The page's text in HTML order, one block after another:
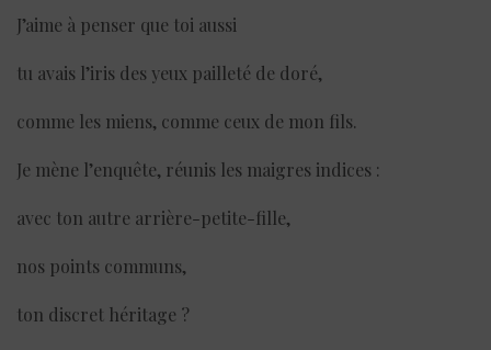
J’aime à penser que toi aussi
tu avais l’iris des yeux pailleté de doré,
comme les miens, comme ceux de mon fils.
Je mène l’enquête, réunis les maigres indices :
avec ton autre arrière-petite-fille,
nos points communs,
ton discret héritage ?